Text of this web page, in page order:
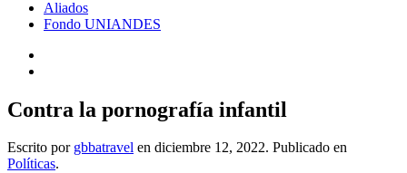
Aliados
Fondo UNIANDES
Contra la pornografía infantil
Escrito por gbbatravel en diciembre 12, 2022. Publicado en
Políticas.